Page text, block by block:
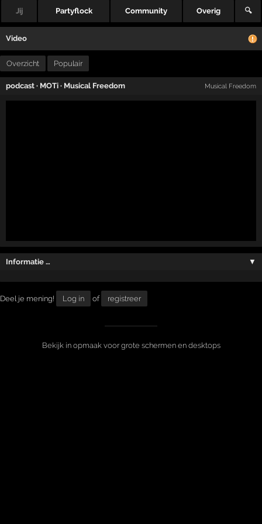
Jij Partyflock Community Overig 🔍
Video
Overzicht Populair
podcast · MOTi · Musical Freedom Musical Freedom
Informatie … ▼
Deel je mening! Log in of registreer
Bekijk in opmaak voor grote schermen en desktops